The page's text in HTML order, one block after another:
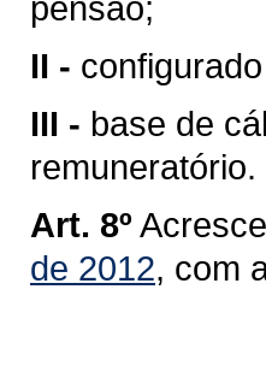
II -
III - base de
remuneratório.
Art. 8º
de 2012, com